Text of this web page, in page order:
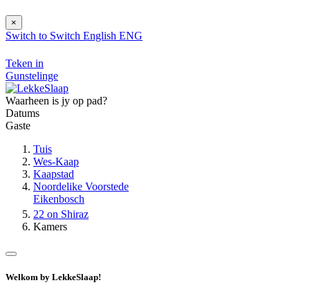
×
Switch to Switch English ENG
Teken in
Gunstelinge
Waarheen is jy op pad?
Datums
Gaste
Tuis
Wes-Kaap
Kaapstad
Noordelike Voorstede
Eikenbosch
22 on Shiraz
Kamers
Welkom by LekkeSlaap!